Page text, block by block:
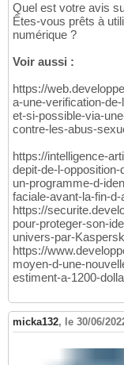
Quel est votre avis
Êtes-vous prêts à
numérique ?
Voir aussi :
https://
a-une-verification-
et-si-possible-via-
contre-les-abus-
https://intelligence-
depit-de-l-
un-programme-d-
faciale-avant-la-fin-d-
https://
pour-proteger-son-
univers-par-
https://
moyen-d-une-
estiment-a-1200-
micka132, le 30/06/